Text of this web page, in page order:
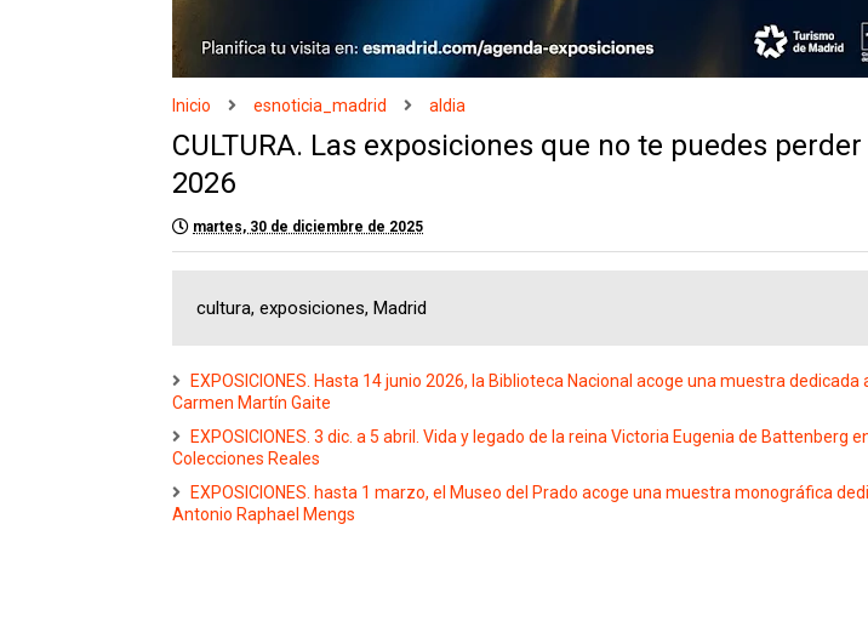
Inicio esnoticia_madrid aldia
CULTURA. Las exposiciones que no te puedes
2026
martes, 30 de diciembre de 2025
cultura, exposiciones, Madrid
EXPOSICIONES. Hasta 14 junio 2026, la Biblioteca Nacional acoge una muestra dedicada
Carmen Martín Gaite
EXPOSICIONES. 3 dic. a 5 abril. Vida y legado de la reina Victoria Eugenia de Battenberg
Colecciones Reales
EXPOSICIONES. hasta 1 marzo, el Museo del Prado acoge una muestra monográfica
Antonio Raphael Mengs